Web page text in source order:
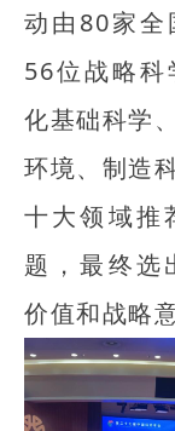
动由80家
56位战略科
化基础科学
环境、制造
十大领域推
题，最终选
价值和战略